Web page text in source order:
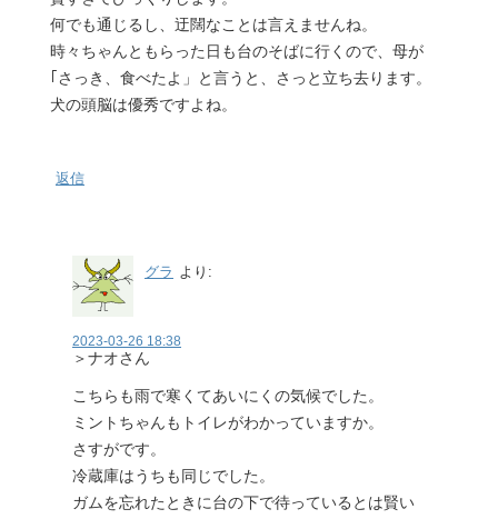
何でも通じるし、迂闊なことは言えませんね。
時々ちゃんともらった日も台のそばに行くので、母が
｢さっき、食べたよ」と言うと、さっと立ち去ります。
犬の頭脳は優秀ですよね。
返信
グラ より:
2023-03-26 18:38
＞ナオさん
こちらも雨で寒くてあいにくの気候でした。
ミントちゃんもトイレがわかっていますか。
さすがです。
冷蔵庫はうちも同じでした。
ガムを忘れたときに台の下で待っているとは賢い